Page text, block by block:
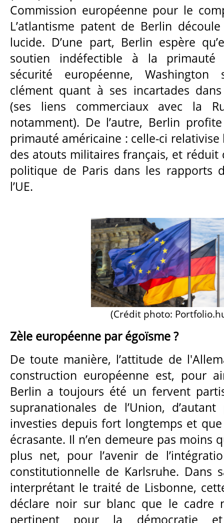
Commission européenne pour le
L’atlantisme patent de Berlin
lucide. D’une part, Berlin espère
soutien indéfectible à la primauté
sécurité européenne,
clément quant à ses incartades dans
(ses liens commerciaux avec la
notamment). De l’autre, Berlin
primauté américaine : celle-ci
des atouts militaires français, et réduit
politique de Paris dans les rapports
l’UE.
(Crédit photo:
Zèle européenne par égoïsme ?
De toute manière, l’attitude de
construction européenne est, pour
Berlin a toujours été un fervent
supranationales de l’Union,
investies depuis fort longtemps et
écrasante. Il n’en demeure pas moins
plus net, pour l’avenir de
constitutionnelle de Karlsruhe. Dans
interprétant le traité de Lisbonne,
déclare noir sur blanc que le cadre
pertinent pour la démocratie